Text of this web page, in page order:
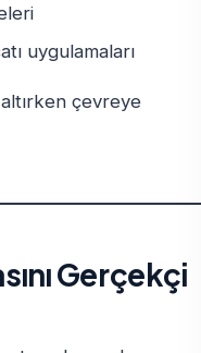
uygulamaları
çevreye
Gerçekçi